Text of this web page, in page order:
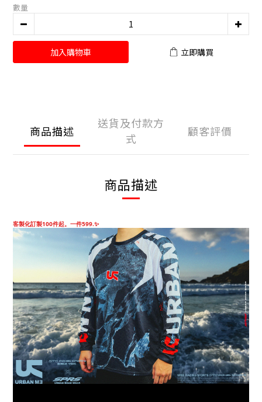
數量
加入購物車 立即購買
商品描述
送貨及付款方
式
顧客評價
商品描述
客製化訂製100件起。一件599.✨